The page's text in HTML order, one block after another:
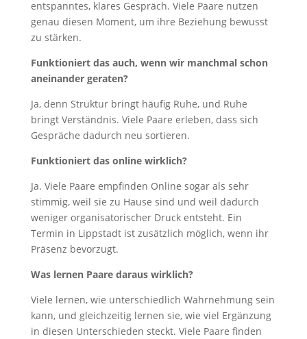
entspanntes, klares Gespräch. Viele Paare nutzen
genau diesen Moment, um ihre Beziehung bewusst
zu stärken.
Funktioniert das auch, wenn wir manchmal schon
aneinander geraten?
Ja, denn Struktur bringt häufig Ruhe, und Ruhe
bringt Verständnis. Viele Paare erleben, dass sich
Gespräche dadurch neu sortieren.
Funktioniert das online wirklich?
Ja. Viele Paare empfinden Online sogar als sehr
stimmig, weil sie zu Hause sind und weil dadurch
weniger organisatorischer Druck entsteht. Ein
Termin in Lippstadt ist zusätzlich möglich, wenn ihr
Präsenz bevorzugt.
Was lernen Paare daraus wirklich?
Viele lernen, wie unterschiedlich Wahrnehmung sein
kann, und gleichzeitig lernen sie, wie viel Ergänzung
in diesen Unterschieden steckt. Viele Paare finden